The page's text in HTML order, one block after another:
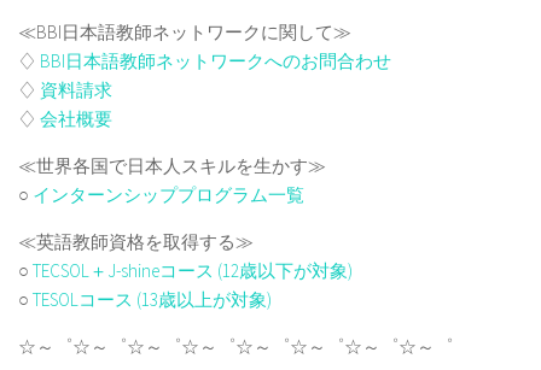
≪BBI日本語教師ネットワークに関して≫
♢ BBI日本語教師ネットワークへのお問合わせ
♢ 資料請求
♢ 会社概要
≪世界各国で日本人スキルを生かす≫
○ インターンシッププログラム一覧
≪英語教師資格を取得する≫
○ TECSOL＋J-shineコース (12歳以下が対象)
○ TESOLコース (13歳以上が対象)
☆～゜☆～゜☆～゜☆～゜☆～゜☆～゜☆～゜☆～゜